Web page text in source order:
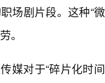
场剧片段。这种“
。
媒对于“碎片化时